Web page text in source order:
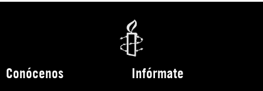
Conócenos Infórmate